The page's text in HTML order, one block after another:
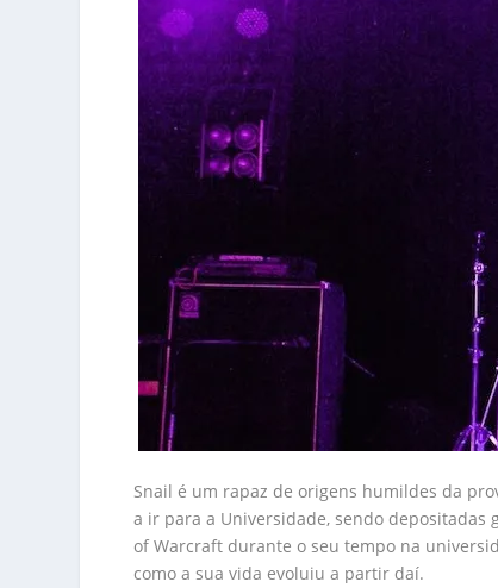
Snail é um rapaz de origens humildes da
a ir para a Universidade, sendo depositadas
of Warcraft durante o seu tempo na
como a sua vida evoluiu a partir daí.